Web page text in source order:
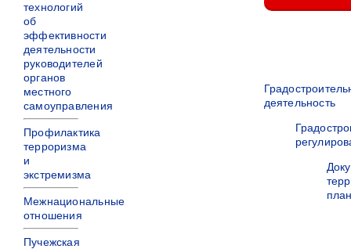
технологий
об
эффективности
деятельности
руководителей
органов
местного
самоуправления
Профилактика
терроризма
и
экстремизма
Межнациональные
отношения
Пучежская
деятельность